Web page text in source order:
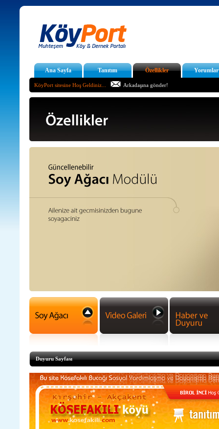
Ana Sayfa Tanıtım Özellikler Yorumlar
KöyPort sitesine Hoş Geldiniz... Arkadaşına gönder!
Duyuru Sayfası